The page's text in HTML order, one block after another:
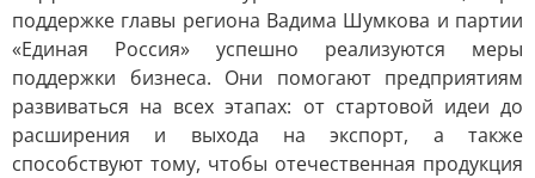
поддержке главы региона Вадима Шумкова и партии
«Единая Россия» успешно реализуются меры
поддержки бизнеса. Они помогают предприятиям
развиваться на всех этапах: от стартовой идеи до
расширения и выхода на экспорт, а также
способствуют тому, чтобы отечественная продукция